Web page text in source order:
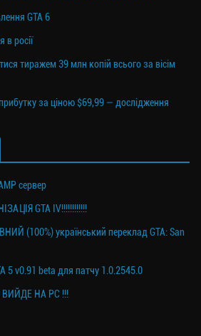
GTA 6
в росії
тиражем 39 млн копій всього за вісім
за ціною $69,99 — дослідження
сервер
GTA IV!!!!!!!!!!!!
(100%) український переклад GTA: San
5 v0.91 beta для патчу 1.0.2545.0
ВИЙДЕ НА PC !!!